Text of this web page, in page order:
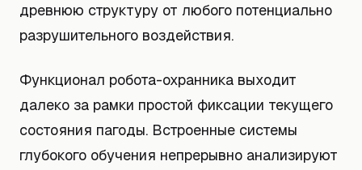
древнюю структуру от любого потенциально
разрушительного воздействия.
Функционал робота-охранника выходит
далеко за рамки простой фиксации текущего
состояния пагоды. Встроенные системы
глубокого обучения непрерывно анализируют